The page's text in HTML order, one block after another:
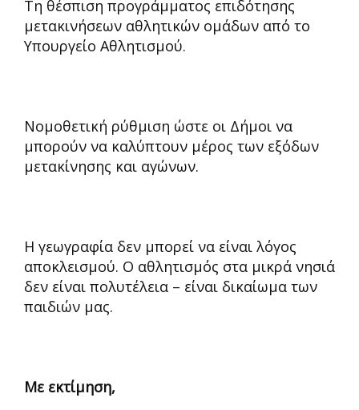
Τη θέσπιση προγράμματος επιδότησης
μετακινήσεων αθλητικών ομάδων από το
Υπουργείο Αθλητισμού.
Νομοθετική ρύθμιση ώστε οι Δήμοι να
μπορούν να καλύπτουν μέρος των εξόδων
μετακίνησης και αγώνων.
Η γεωγραφία δεν μπορεί να είναι λόγος
αποκλεισμού. Ο αθλητισμός στα μικρά νησιά
δεν είναι πολυτέλεια – είναι δικαίωμα των
παιδιών μας.
Με εκτίμηση,